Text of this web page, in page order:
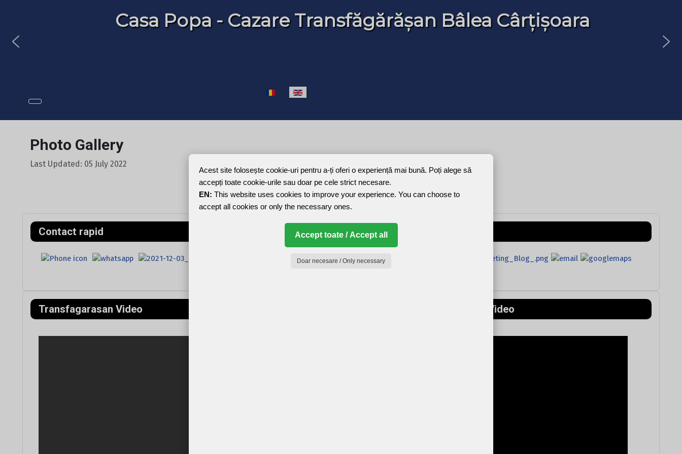
Casa Popa - Cazare Transfăgărășan Bâlea Cârțișoara
Select your language
Photo Gallery
Last Updated: 05 July 2022
Joomla Gallerymakes it better. Balbooa.com
Contact rapid
Transfagarasan Video Munții Făgăraș (Mountains) Video
Acest site folosește cookie-uri pentru a-ți oferi o experiență mai bună. Poți alege să
accepți toate cookie-urile sau doar pe cele strict necesare.
EN: This website uses cookies to improve your experience. You can choose to
accept all cookies or only the necessary ones.
Accept toate / Accept all
Doar necesare / Only necessary